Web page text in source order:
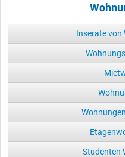
Inserate von
Studenten